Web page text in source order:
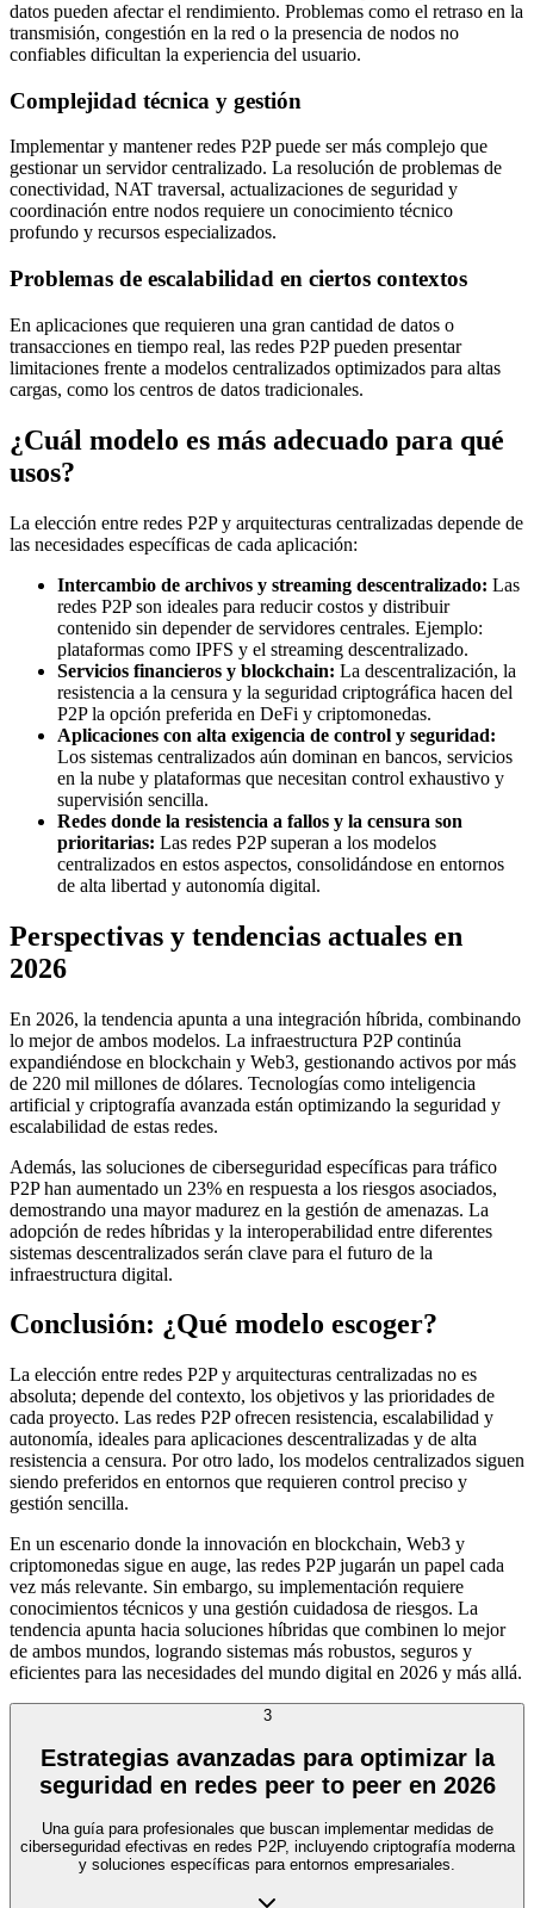
datos pueden afectar el rendimiento. Problemas como el retraso en la
transmisión, congestión en la red o la presencia de nodos no
confiables dificultan la experiencia del usuario.
Complejidad técnica y gestión
Implementar y mantener redes P2P puede ser más complejo que
gestionar un servidor centralizado. La resolución de problemas de
conectividad, NAT traversal, actualizaciones de seguridad y
coordinación entre nodos requiere un conocimiento técnico
profundo y recursos especializados.
Problemas de escalabilidad en ciertos contextos
En aplicaciones que requieren una gran cantidad de datos o
transacciones en tiempo real, las redes P2P pueden presentar
limitaciones frente a modelos centralizados optimizados para altas
cargas, como los centros de datos tradicionales.
¿Cuál modelo es más adecuado para qué
usos?
La elección entre redes P2P y arquitecturas centralizadas depende de
las necesidades específicas de cada aplicación:
Intercambio de archivos y streaming descentralizado: Las
redes P2P son ideales para reducir costos y distribuir
contenido sin depender de servidores centrales. Ejemplo:
plataformas como IPFS y el streaming descentralizado.
Servicios financieros y blockchain: La descentralización, la
resistencia a la censura y la seguridad criptográfica hacen del
P2P la opción preferida en DeFi y criptomonedas.
Aplicaciones con alta exigencia de control y seguridad:
Los sistemas centralizados aún dominan en bancos, servicios
en la nube y plataformas que necesitan control exhaustivo y
supervisión sencilla.
Redes donde la resistencia a fallos y la censura son
prioritarias: Las redes P2P superan a los modelos
centralizados en estos aspectos, consolidándose en entornos
de alta libertad y autonomía digital.
Perspectivas y tendencias actuales en
2026
En 2026, la tendencia apunta a una integración híbrida, combinando
lo mejor de ambos modelos. La infraestructura P2P continúa
expandiéndose en blockchain y Web3, gestionando activos por más
de 220 mil millones de dólares. Tecnologías como inteligencia
artificial y criptografía avanzada están optimizando la seguridad y
escalabilidad de estas redes.
Además, las soluciones de ciberseguridad específicas para tráfico
P2P han aumentado un 23% en respuesta a los riesgos asociados,
demostrando una mayor madurez en la gestión de amenazas. La
adopción de redes híbridas y la interoperabilidad entre diferentes
sistemas descentralizados serán clave para el futuro de la
infraestructura digital.
Conclusión: ¿Qué modelo escoger?
La elección entre redes P2P y arquitecturas centralizadas no es
absoluta; depende del contexto, los objetivos y las prioridades de
cada proyecto. Las redes P2P ofrecen resistencia, escalabilidad y
autonomía, ideales para aplicaciones descentralizadas y de alta
resistencia a censura. Por otro lado, los modelos centralizados siguen
siendo preferidos en entornos que requieren control preciso y
gestión sencilla.
En un escenario donde la innovación en blockchain, Web3 y
criptomonedas sigue en auge, las redes P2P jugarán un papel cada
vez más relevante. Sin embargo, su implementación requiere
conocimientos técnicos y una gestión cuidadosa de riesgos. La
tendencia apunta hacia soluciones híbridas que combinen lo mejor
de ambos mundos, logrando sistemas más robustos, seguros y
eficientes para las necesidades del mundo digital en 2026 y más allá.
3
Estrategias avanzadas para optimizar la
seguridad en redes peer to peer en 2026
Una guía para profesionales que buscan implementar medidas de
ciberseguridad efectivas en redes P2P, incluyendo criptografía moderna
y soluciones específicas para entornos empresariales.